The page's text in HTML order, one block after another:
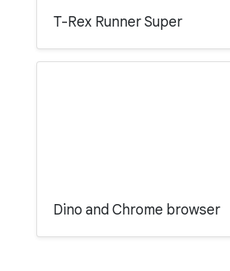
T-Rex Runner Super
Dino and Chrome browser